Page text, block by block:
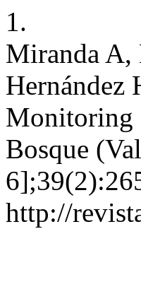
1.
Miranda A,
Hernández
Monitoring
Bosque
http://